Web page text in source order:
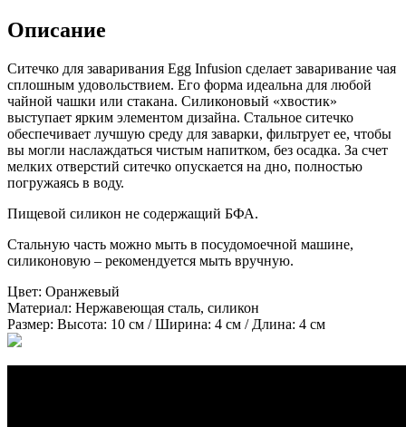
Описание
Ситечко для заваривания Egg Infusion сделает заваривание чая
сплошным удовольствием. Его форма идеальна для любой
чайной чашки или стакана. Силиконовый «хвостик»
выступает ярким элементом дизайна. Стальное ситечко
обеспечивает лучшую среду для заварки, фильтрует ее, чтобы
вы могли наслаждаться чистым напитком, без осадка. За счет
мелких отверстий ситечко опускается на дно, полностью
погружаясь в воду.
Пищевой силикон не содержащий БФА.
Стальную часть можно мыть в посудомоечной машине,
силиконовую – рекомендуется мыть вручную.
Цвет: Оранжевый
Материал: Нержавеющая сталь, силикон
Размер: Высота: 10 см / Ширина: 4 см / Длина: 4 см